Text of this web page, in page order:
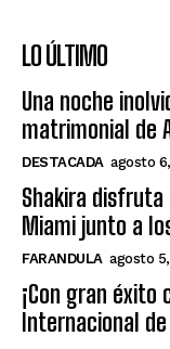
LO ÚLTIMO
Una noche
matrimonial de
DESTACADA agosto
Shakira disfruta
Miami junto a
FARANDULA agosto
¡Con gran éxito
Internacional